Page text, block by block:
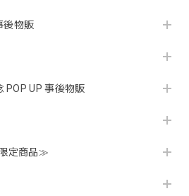
後物販
POP UP 事後物販
定商品≫